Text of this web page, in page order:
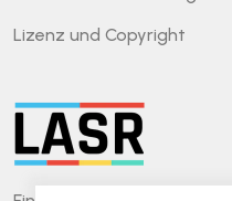
Lizenz und Copyright